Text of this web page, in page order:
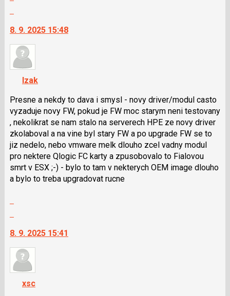
další
nový
názor.
navigaci
lze
použít
i
klávesy
N
pro
následující
a
P
8. 9. 2025 15:48
Izak
Presne a nekdy to dava i smysl - novy driver/modul casto
vyzaduje novy FW, pokud je FW moc starym neni testovany
, nekolikrat se nam stalo na serverech HPE ze novy driver
zkolaboval a na vine byl stary FW a po upgrade FW se to
jiz nedelo, nebo vmware melk dlouho zcel vadny modul
pro nektere Qlogic FC karty a zpusobovalo to Fialovou
smrt v ESX ;-) - bylo to tam v nekterych OEM image dlouho
a bylo to treba upgradovat rucne
další
nový
názor.
lze
8. 9. 2025 15:41
xsc